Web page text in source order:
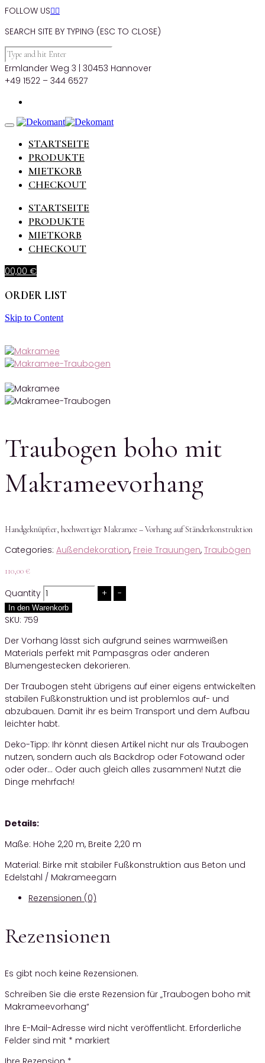
FOLLOW US
SEARCH SITE BY TYPING (ESC TO CLOSE)
Ermlander Weg 3 | 30453 Hannover
+49 1522 – 344 6527
STARTSEITE
PRODUKTE
MIETKORB
CHECKOUT
STARTSEITE
PRODUKTE
MIETKORB
CHECKOUT
00,00 €
ORDER LIST
Skip to Content
Traubogen boho mit
Makrameevorhang
Handgeknüpfter, hochwertiger Makramee – Vorhang auf Ständerkonstruktion
Categories: Außendekoration, Freie Trauungen, Traubögen
110,00 €
Quantity
In den Warenkorb
SKU: 759
Der Vorhang lässt sich aufgrund seines warmweißen
Materials perfekt mit Pampasgras oder anderen
Blumengestecken dekorieren.
Der Traubogen steht übrigens auf einer eigens entwickelten
stabilen Fußkonstruktion und ist problemlos auf- und
abzubauen. Damit ihr es beim Transport und dem Aufbau
leichter habt.
Deko-Tipp: Ihr könnt diesen Artikel nicht nur als Traubogen
nutzen, sondern auch als Backdrop oder Fotowand oder
oder oder… Oder auch gleich alles zusammen! Nutzt die
Dinge mehrfach!
Details:
Maße: Höhe 2,20 m, Breite 2,20 m
Material: Birke mit stabiler Fußkonstruktion aus Beton und
Edelstahl / Makrameegarn
Rezensionen (0)
Rezensionen
Es gibt noch keine Rezensionen.
Schreiben Sie die erste Rezension für „Traubogen boho mit
Makrameevorhang“
Ihre E-Mail-Adresse wird nicht veröffentlicht. Erforderliche
Felder sind mit * markiert